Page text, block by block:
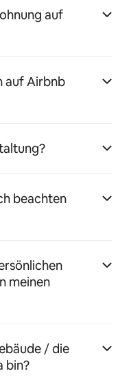
auf
auf Airbnb
beachten
meinen
/ die
bin?